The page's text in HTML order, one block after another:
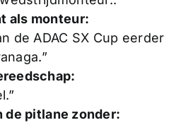
als monteur:
de ADAC SX Cup eerder
de pitlane zonder: